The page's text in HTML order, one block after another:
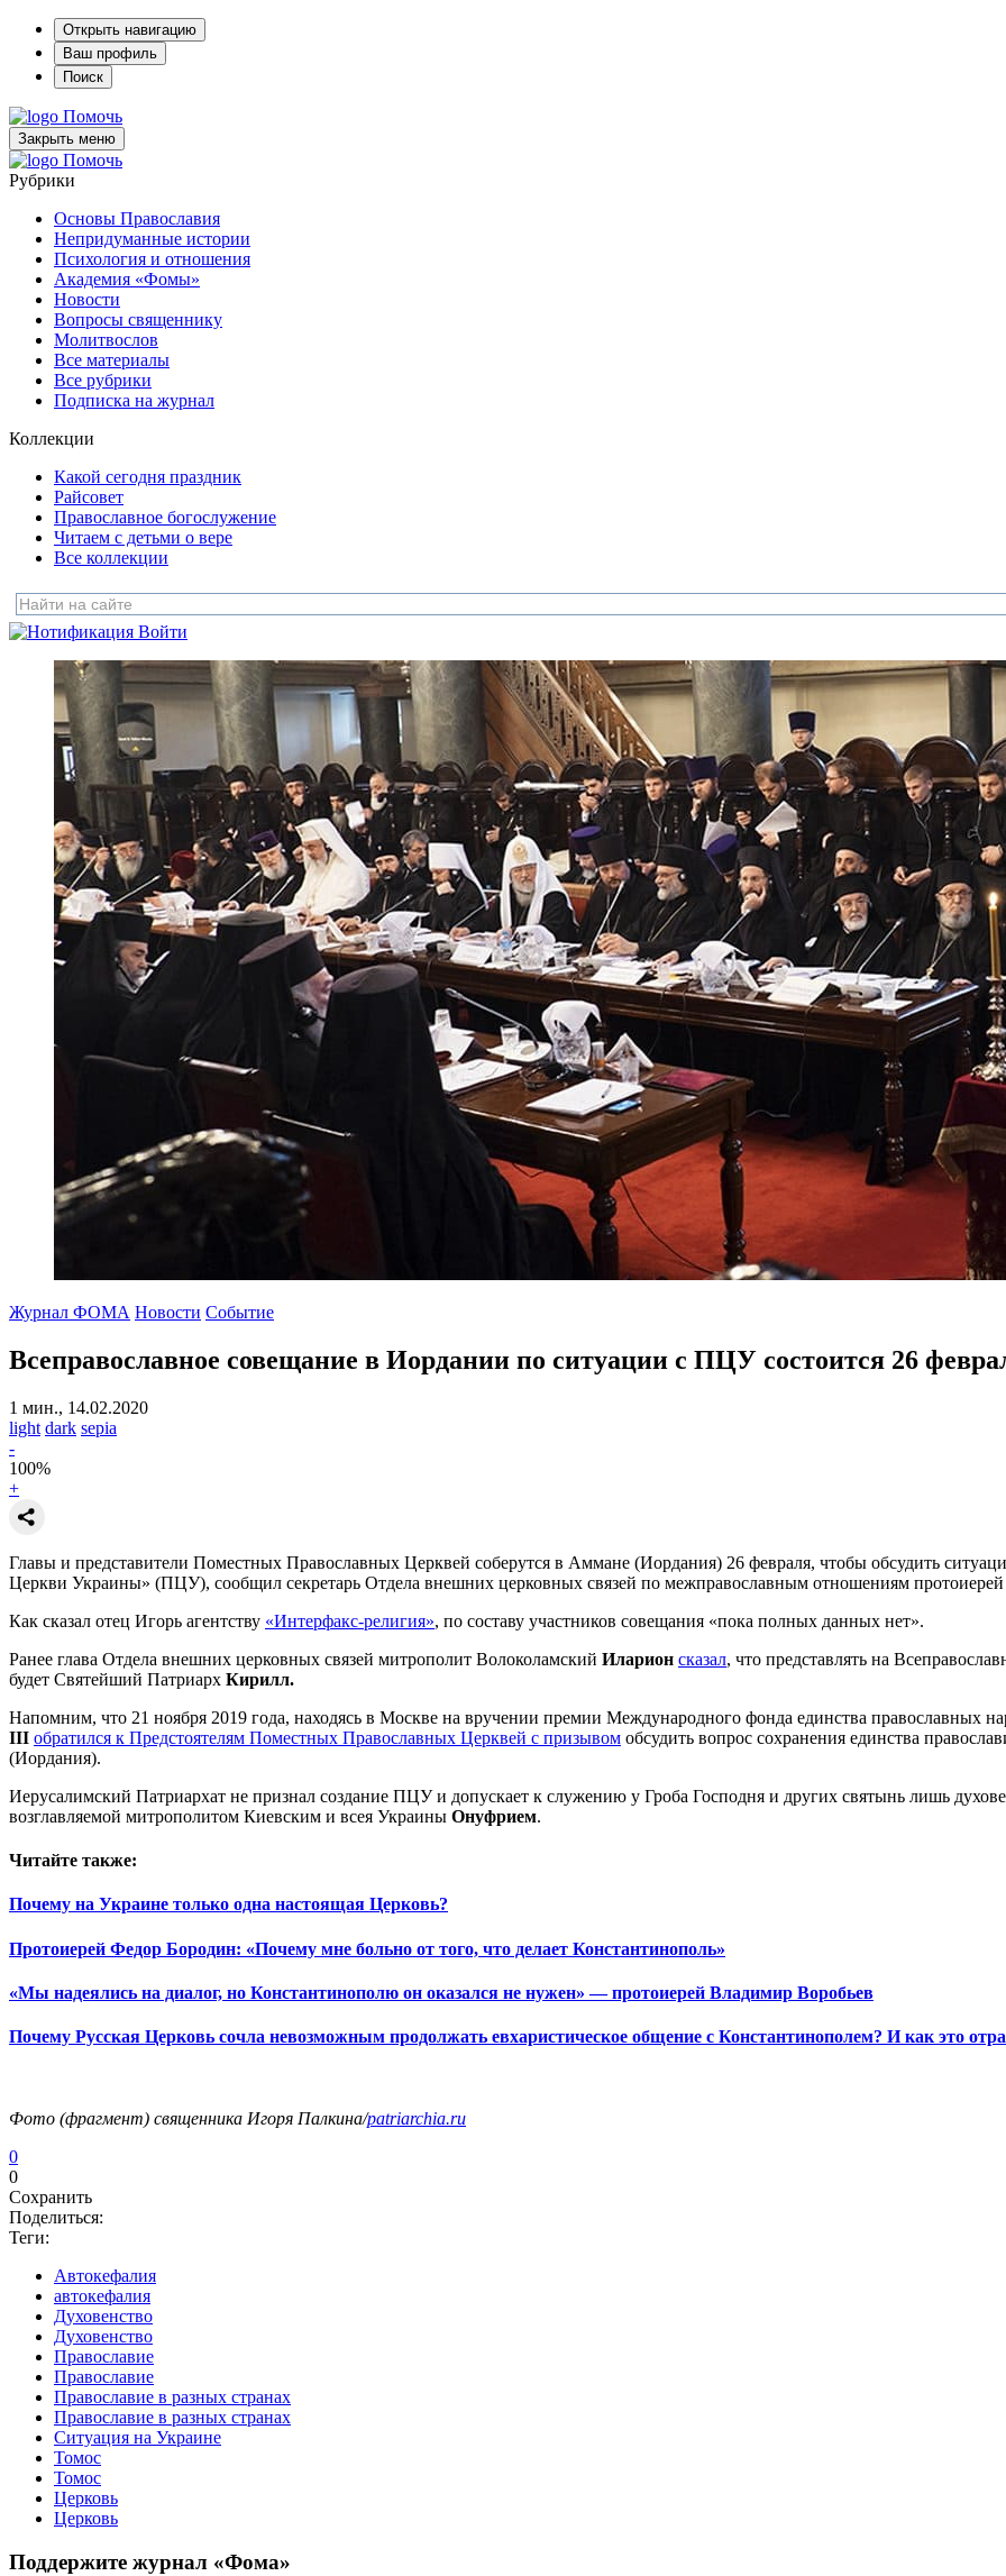
Открыть навигацию
Ваш профиль
Поиск
Помочь
Закрыть меню
Помочь
Рубрики
Основы Православия
Непридуманные истории
Психология и отношения
Академия «Фомы»
Новости
Вопросы священнику
Молитвослов
Все материалы
Все рубрики
Подписка на журнал
Коллекции
Какой сегодня праздник
Райсовет
Православное богослужение
Читаем с детьми о вере
Все коллекции
Войти
Журнал ФОМА Новости Событие
Всеправославное совещание в Иордании по ситуации с ПЦУ состоится 26
1 мин., 14.02.2020
light dark sepia
-
100%
+
Главы и представители Поместных Православных Церквей соберутся в Аммане (Иордания) 26 февраля, чтобы обсудить
Церкви Украины» (ПЦУ), сообщил секретарь Отдела внешних церковных связей по межправославным отношениям
Как сказал отец Игорь агентству «Интерфакс-религия», по составу участников совещания «пока полных данных нет».
Ранее глава Отдела внешних церковных связей митрополит Волоколамский Иларион сказал, что представлять на
будет Святейший Патриарх Кирилл.
Напомним, что 21 ноября 2019 года, находясь в Москве на вручении премии Международного фонда единства православных
III обратился к Предстоятелям Поместных Православных Церквей с призывом обсудить вопрос сохранения единства
(Иордания).
Иерусалимский Патриархат не признал создание ПЦУ и допускает к служению у Гроба Господня и других святынь лишь
возглавляемой митрополитом Киевским и всея Украины Онуфрием.
Читайте также:
Почему на Украине только одна настоящая Церковь?
Протоиерей Федор Бородин: «Почему мне больно от того, что делает Константинополь»
«Мы надеялись на диалог, но Константинополю он оказался не нужен» — протоиерей Владимир Воробьев
Почему Русская Церковь сочла невозможным продолжать евхаристическое общение с Константинополем? И как это
Фото (фрагмент) священника Игоря Палкина/patriarchia.ru
0
0
Сохранить
Поделиться:
Теги:
Автокефалия
автокефалия
Духовенство
Духовенство
Православие
Православие
Православие в разных странах
Православие в разных странах
Ситуация на Украине
Томос
Томос
Церковь
Церковь
Поддержите журнал «Фома»